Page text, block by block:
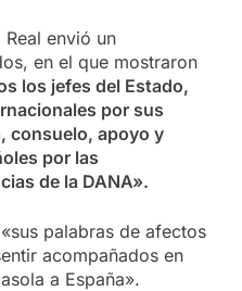
envió un
en el que mostraron
los jefes del Estado,
por sus
consuelo, apoyo y
por las
de la DANA».
palabras de afectos
acompañados en
a España».